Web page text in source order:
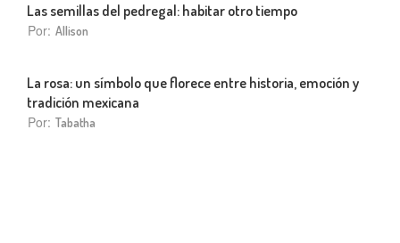
Las semillas del pedregal: habitar otro tiempo
Por: Allison
La rosa: un símbolo que florece entre historia, emoción y
tradición mexicana
Por: Tabatha